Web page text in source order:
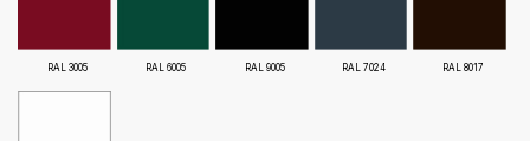
RAL 3005 RAL 6005 RAL 9005 RAL 7024 RAL 8017